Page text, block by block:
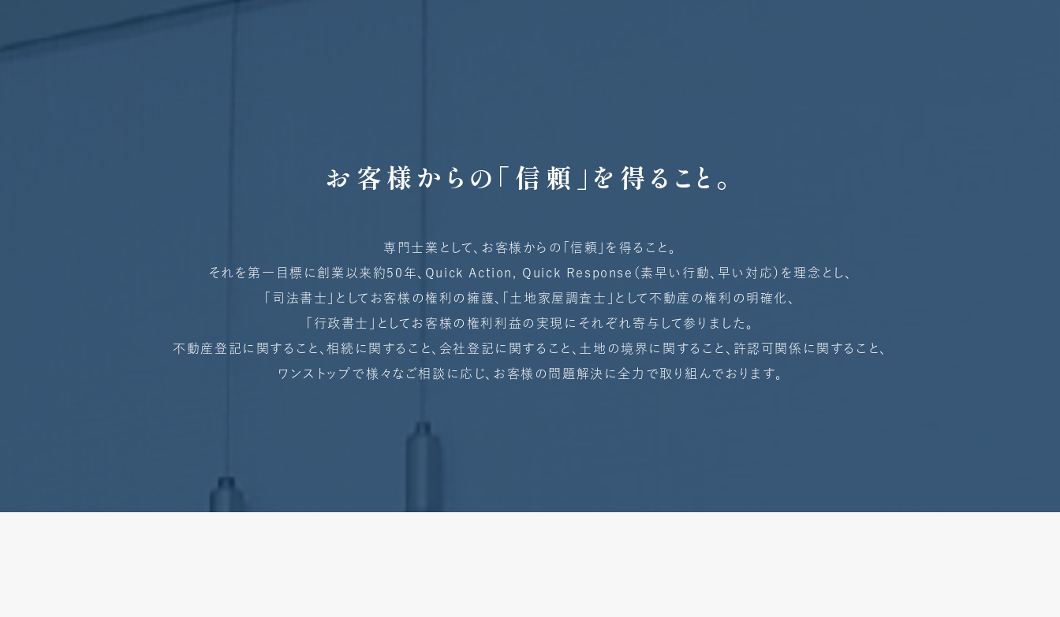
お客様からの 「信頼」を得ること。
専門士業として、お客様からの「信頼」を得ること。
それを第一目標に創業以来約50年､Quick Action, Quick Response（素早い行動、早い対応）を理念とし、
「司法書士」としてお客様の権利の擁護、「土地家屋調査士」として不動産の権利の明確化、
「行政書士」としてお客様の権利利益の実現にそれぞれ寄与して参りました。
不動産登記に関すること、相続に関すること、会社登記に関すること、土地の境界に関すること、許認可関係に関すること、
ワンストップで様々なご相談に応じ、お客様の問題解決に全力で取り組んでおります。